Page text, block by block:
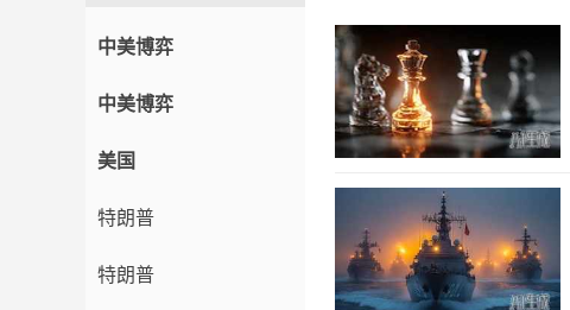
中美博弈
中美博弈
美国
特朗普
特朗普